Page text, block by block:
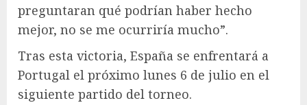
preguntaran qué podrían haber hecho
mejor, no se me ocurriría mucho”.
Tras esta victoria, España se enfrentará a
Portugal el próximo lunes 6 de julio en el
siguiente partido del torneo.